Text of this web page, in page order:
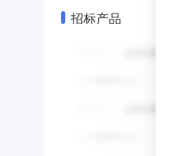
招标产品